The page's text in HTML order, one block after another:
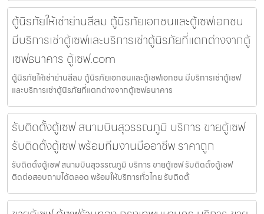
ตู้นิรภัยให้เช่าย่านสีลม ตู้นิรภัยเอกชนและตู้เซฟเอกชน
มีบริการเช่าตู้เซฟและบริการเช่าตู้นิรภัยที่แตกต่างจากตู้
เซฟธนาคาร ตู้เซฟ.com
ตู้นิรภัยให้เช่าย่านสีลม ตู้นิรภัยเอกชนและตู้เซฟเอกชน มีบริการเช่าตู้เซฟ
และบริการเช่าตู้นิรภัยที่แตกต่างจากตู้เซฟธนาคาร
รับติดตั้งตู้เซฟ สนามบินสุวรรณภูมิ บริการ ขายตู้เซฟ
รับติดตั้งตู้เซฟ พร้อมทีมงานมืออาชีพ ราคาถูก
รับติดตั้งตู้เซฟ สนามบินสุวรรณภูมิ บริการ ขายตู้เซฟ รับติดตั้งตู้เซฟ
ติดต่อสอบถามได้ตลอด พร้อมให้บริการทั่วไทย รับติดตั้